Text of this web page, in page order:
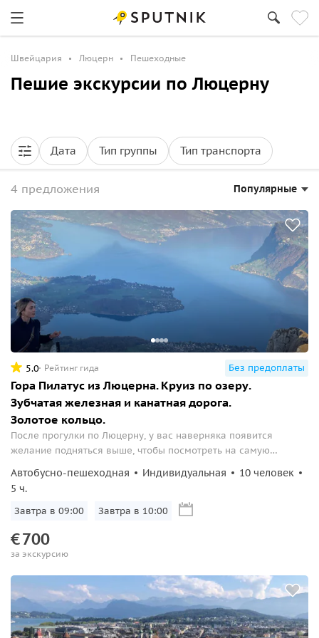
Швейцария Люцерн Пешеходные
Пешие экскурсии по Люцерну
Дата Тип группы Тип транспорта
4 предложения Популярные
5.0 Рейтинг гида Без предоплаты
Гора Пилатус из Люцерна. Круиз по озеру.
Зубчатая железная и канатная дорога.
Золотое кольцо.
После прогулки по Люцерну, у вас наверняка появится
желание подняться выше, чтобы посмотреть на самую
Жуковский, с высоты 2132 метра. Пилатус — символ
центральной Швейцарии, одна из самых известных гор
страны...
Автобусно-пешеходная Индивидуальная
10 человек
5 ч.
Завтра в 09:00 Завтра в 10:00
€700
за экскурсию